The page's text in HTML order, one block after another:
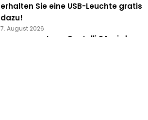
erhalten Sie eine USB-Leuchte gratis
dazu!
7. August 2026
Luca Castelli SA wird